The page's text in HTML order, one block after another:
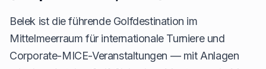
Belek ist die führende Golfdestination im
Mittelmeerraum für internationale Turniere und
Corporate-MICE-Veranstaltungen — mit Anlagen